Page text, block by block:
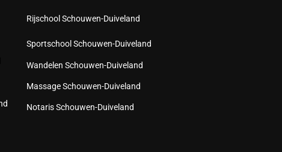
Rijschool Schouwen-Duiveland
Sportschool Schouwen-Duiveland
Wandelen Schouwen-Duiveland
Massage Schouwen-Duiveland
Notaris Schouwen-Duiveland